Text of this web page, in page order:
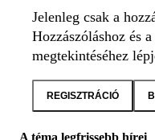
Jelenleg csak a
Hozzászóláshoz és
megtekintéséhez
REGISZTRÁCIÓ
A téma legfrissebb hírei